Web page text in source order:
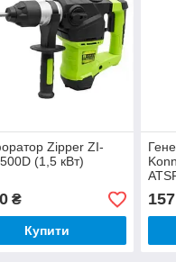
Zipper ZI-
(1,5 кВт)
₴
Купити